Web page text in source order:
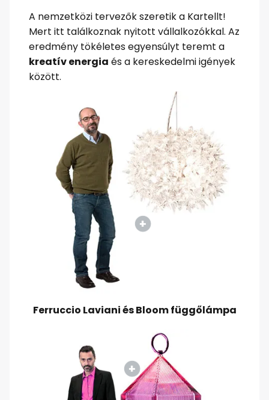
A nemzetközi tervezők szeretik a Kartellt!
Mert itt találkoznak nyitott vállalkozókkal. Az
eredmény tökéletes egyensúlyt teremt a
kreatív energia és a kereskedelmi igények
között.
Ferruccio Laviani és Bloom függőlámpa